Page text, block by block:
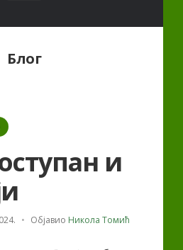
Category:
Блог
и
Објавио Никола Томић